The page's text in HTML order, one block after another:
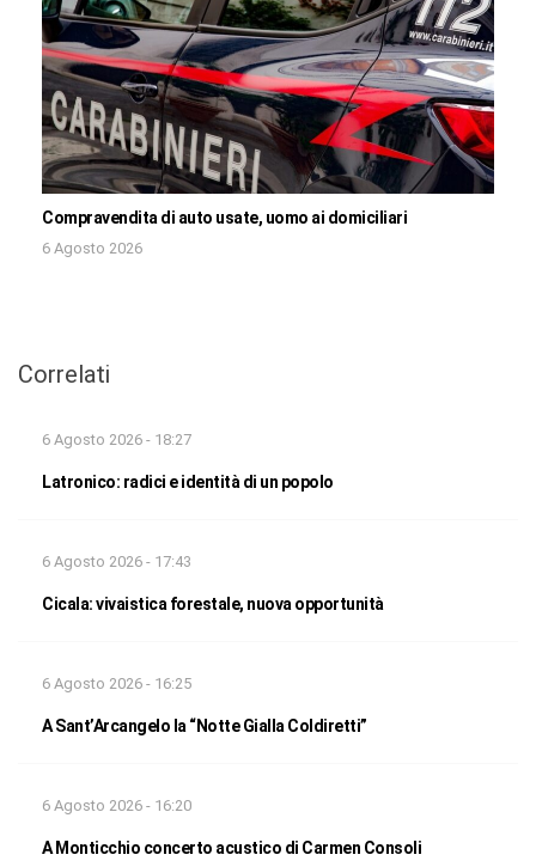
Compravendita di auto usate, uomo ai domiciliari
6 Agosto 2026
Correlati
6 Agosto 2026 - 18:27
Latronico: radici e identità di un popolo
6 Agosto 2026 - 17:43
Cicala: vivaistica forestale, nuova opportunità
6 Agosto 2026 - 16:25
A Sant’Arcangelo la “Notte Gialla Coldiretti”
6 Agosto 2026 - 16:20
A Monticchio concerto acustico di Carmen Consoli